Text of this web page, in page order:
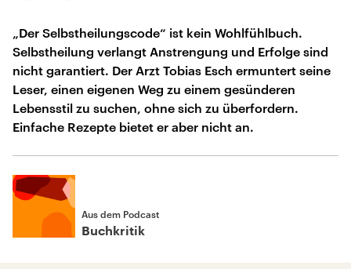
„Der Selbstheilungscode“ ist kein Wohlfühlbuch.
Selbstheilung verlangt Anstrengung und Erfolge sind
nicht garantiert. Der Arzt Tobias Esch ermuntert seine
Leser, einen eigenen Weg zu einem gesünderen
Lebensstil zu suchen, ohne sich zu überfordern.
Einfache Rezepte bietet er aber nicht an.
Aus dem Podcast
Buchkritik